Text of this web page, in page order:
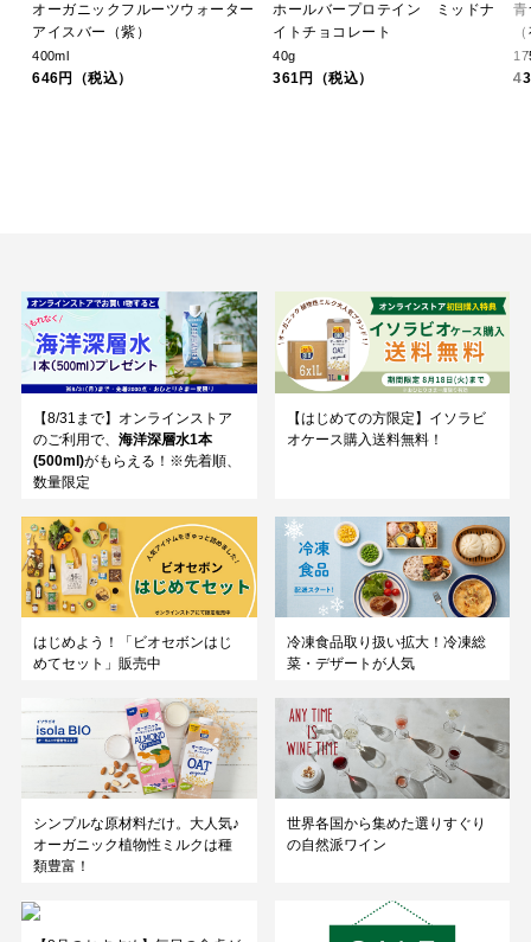
オーガニックフルーツウォーター
アイスバー（紫）
400ml
646円（税込）
ホールバープロテイン ミッドナ
イトチョコレート
40g
361円（税込）
【8/31まで】オンラインストア
のご利用で、 海洋深層水1本
(500ml)がもらえる！※先着順、
数量限定
【はじめての方限定】イソラビ
オケース購入送料無料！
はじめよう！「ビオセボンはじ
めてセット」販売中
冷凍食品取り扱い拡大！冷凍総
菜・デザートが人気
シンプルな原材料だけ。大人気♪
オーガニック植物性ミルクは種
類豊富！
世界各国から集めた選りすぐり
の自然派ワイン